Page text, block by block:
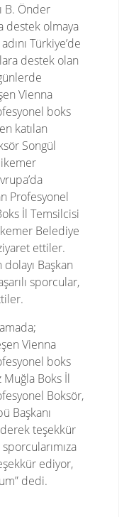
B. Önder
destek olmaya
Türkiye’de
destek olan
Vienna
boks
katılan
Songül
Profesyonel
İl Temsilcisi
Belediye
ettiler.
Başkan
sporcular,
Vienna
boks
Boks İl
Boksör,
Başkanı
teşekkür
ediyor,
dedi.